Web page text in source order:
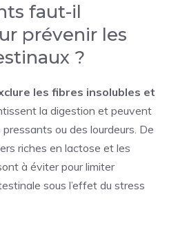
faut-il
prévenir les
?
les fibres insolubles et
la digestion et peuvent
ou des lourdeurs. De
riches en lactose et les
à éviter pour limiter
sous l’effet du stress